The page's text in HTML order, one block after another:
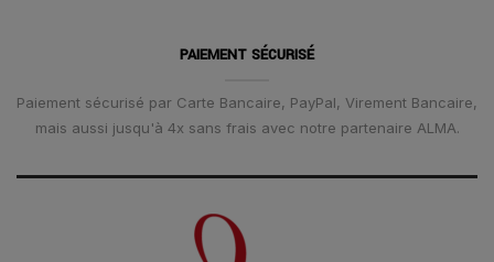
PAIEMENT SÉCURISÉ
Paiement sécurisé par Carte Bancaire, PayPal, Virement Bancaire,
mais aussi jusqu'à 4x sans frais avec notre partenaire ALMA.